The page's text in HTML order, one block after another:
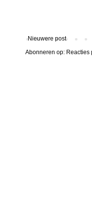
Nieuwere post
Abonneren op: Reacties